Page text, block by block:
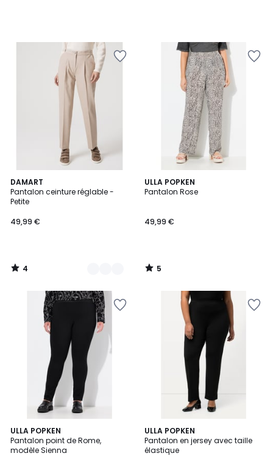
DAMART
Pantalon ceinture réglable -
Petite
49,99 €
4
/
5
3
Couleurs
4
/
ULLA POPKEN
Pantalon Rose
49,99 €
5
/
5
/
ULLA POPKEN
Pantalon point de Rome,
modèle Sienna
4,6
/ 5
ULLA POPKEN
Pantalon en jersey avec taille
élastique
2,9
/ 5